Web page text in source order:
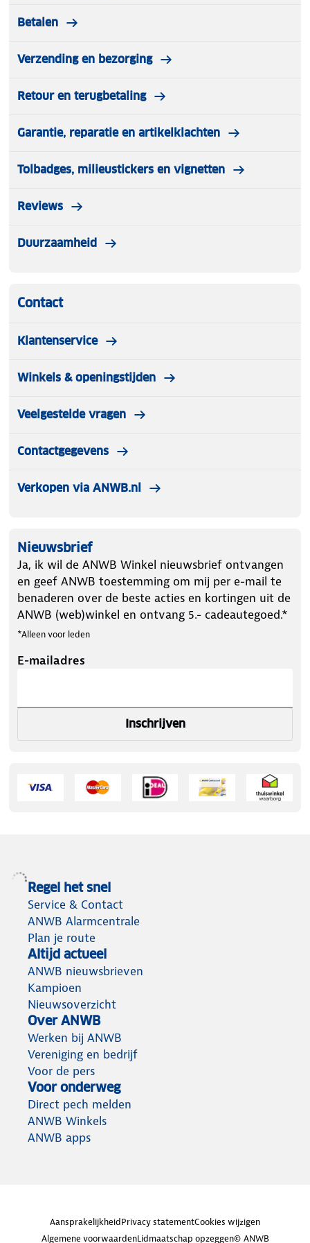
Betalen
Verzending en bezorging
Retour en terugbetaling
Garantie, reparatie en artikelklachten
Tolbadges, milieustickers en vignetten
Reviews
Duurzaamheid
Contact
Klantenservice
Winkels & openingstijden
Veelgestelde vragen
Contactgegevens
Verkopen via ANWB.nl
Nieuwsbrief
Ja, ik wil de ANWB Winkel nieuwsbrief ontvangen
en geef ANWB toestemming om mij per e-mail te
benaderen over de beste acties en kortingen uit de
ANWB (web)winkel en ontvang 5.- cadeautegoed.*
*Alleen voor leden
E-mailadres
Inschrijven
Regel het snel
Service & Contact
ANWB Alarmcentrale
Plan je route
Altijd actueel
ANWB nieuwsbrieven
Kampioen
Nieuwsoverzicht
Over ANWB
Werken bij ANWB
Vereniging en bedrijf
Voor de pers
Voor onderweg
Direct pech melden
ANWB Winkels
ANWB apps
AansprakelijkheidPrivacy statementCookies wijzigen
Algemene voorwaardenLidmaatschap opzeggen© ANWB